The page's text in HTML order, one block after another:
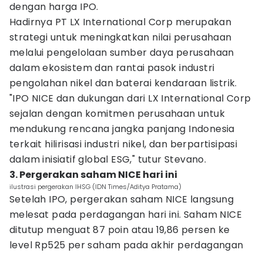
dengan harga IPO.
Hadirnya PT LX International Corp merupakan
strategi untuk meningkatkan nilai perusahaan
melalui pengelolaan sumber daya perusahaan
dalam ekosistem dan rantai pasok industri
pengolahan nikel dan baterai kendaraan listrik.
"IPO NICE dan dukungan dari LX International Corp
sejalan dengan komitmen perusahaan untuk
mendukung rencana jangka panjang Indonesia
terkait hilirisasi industri nikel, dan berpartisipasi
dalam inisiatif global ESG," tutur Stevano.
3. Pergerakan saham NICE hari ini
ilustrasi pergerakan IHSG (IDN Times/Aditya Pratama)
Setelah IPO, pergerakan saham NICE langsung
melesat pada perdagangan hari ini. Saham NICE
ditutup menguat 87 poin atau 19,86 persen ke
level Rp525 per saham pada akhir perdagangan